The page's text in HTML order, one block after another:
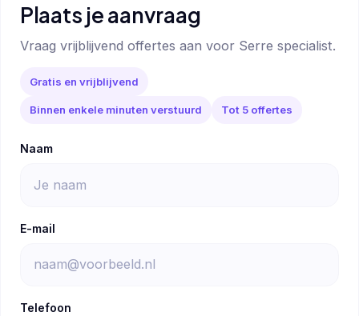
Plaats je aanvraag
Vraag vrijblijvend offertes aan voor Serre specialist.
Gratis en vrijblijvend
Binnen enkele minuten verstuurd Tot 5 offertes
Naam
E-mail
Telefoon